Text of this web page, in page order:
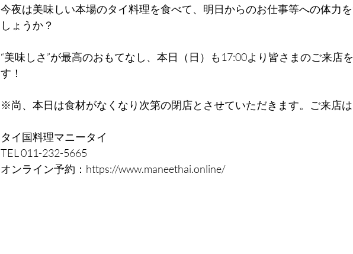
今夜は美味しい本場のタイ料理を食べて、明日からのお仕事等への体力
しょうか？
“美味しさ”が最高のおもてなし、本日（日）も17:00より皆さまのご来店
す！
※尚、本日は食材がなくなり次第の閉店とさせていただきます。ご来店は
タイ国料理マニータイ
TEL 011-232-5665
オンライン予約：https://www.maneethai.online/